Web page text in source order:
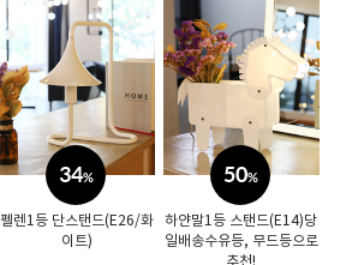
34%
펠렌1등 단스탠드(E26/화
이트)
50%
하얀말1등 스탠드(E14)당
일배송수유등, 무드등으로